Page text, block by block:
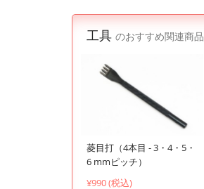
工具 のおすすめ関連商品
菱目打（4本目 - 3・4・5・
6 mmピッチ）
¥990 (税込)